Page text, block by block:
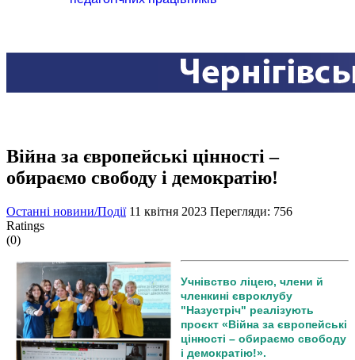
Війна за європейські цінності –
обираємо свободу і демократію!
Останні новини/Події 11 квітня 2023 Перегляди: 756
Ratings
(0)
Учнівство ліцею, члени й
членкині євроклубу
"Назустріч" реалізують
проєкт «Війна за європейські
цінності – обираємо свободу
і демократію!».